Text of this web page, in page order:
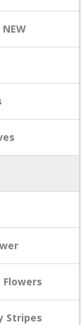
Stripes